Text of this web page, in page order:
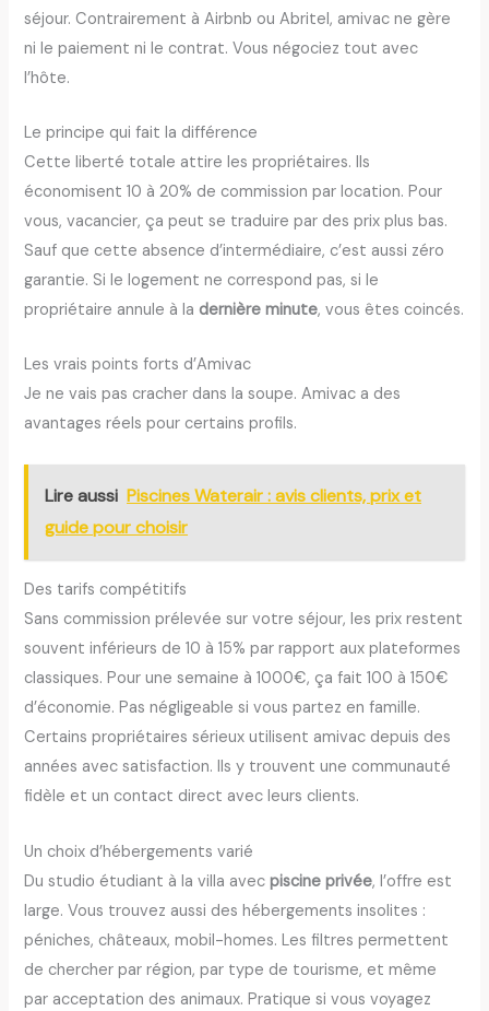
séjour. Contrairement à Airbnb ou Abritel, amivac ne gère
ni le paiement ni le contrat. Vous négociez tout avec
l’hôte.
Le principe qui fait la différence
Cette liberté totale attire les propriétaires. Ils
économisent 10 à 20% de commission par location. Pour
vous, vacancier, ça peut se traduire par des prix plus bas.
Sauf que cette absence d’intermédiaire, c’est aussi zéro
garantie. Si le logement ne correspond pas, si le
propriétaire annule à ladernière minute, vous êtes coincés.
Les vrais points forts d’Amivac
Je ne vais pas cracher dans la soupe. Amivac a des
avantages réels pour certains profils.
Lire aussi Piscines Waterair : avis clients, prix et
guide pour choisir
Des tarifs compétitifs
Sans commission prélevée sur votre séjour, les prix restent
souvent inférieurs de 10 à 15% par rapport aux plateformes
classiques. Pour une semaine à 1000€, ça fait 100 à 150€
d’économie. Pas négligeable si vous partez en famille.
Certains propriétaires sérieux utilisent amivac depuis des
années avec satisfaction. Ils y trouvent une communauté
fidèle et un contact direct avec leurs clients.
Un choix d’hébergements varié
Du studio étudiant à la villa avecpiscine privée, l’offre est
large. Vous trouvez aussi des hébergements insolites :
péniches, châteaux, mobil-homes. Les filtres permettent
de chercher par région, par type de tourisme, et même
par acceptation des animaux. Pratique si vous voyagez